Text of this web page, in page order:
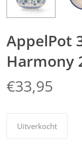
AppelPot
Harmony
€33,95
Uitverkocht